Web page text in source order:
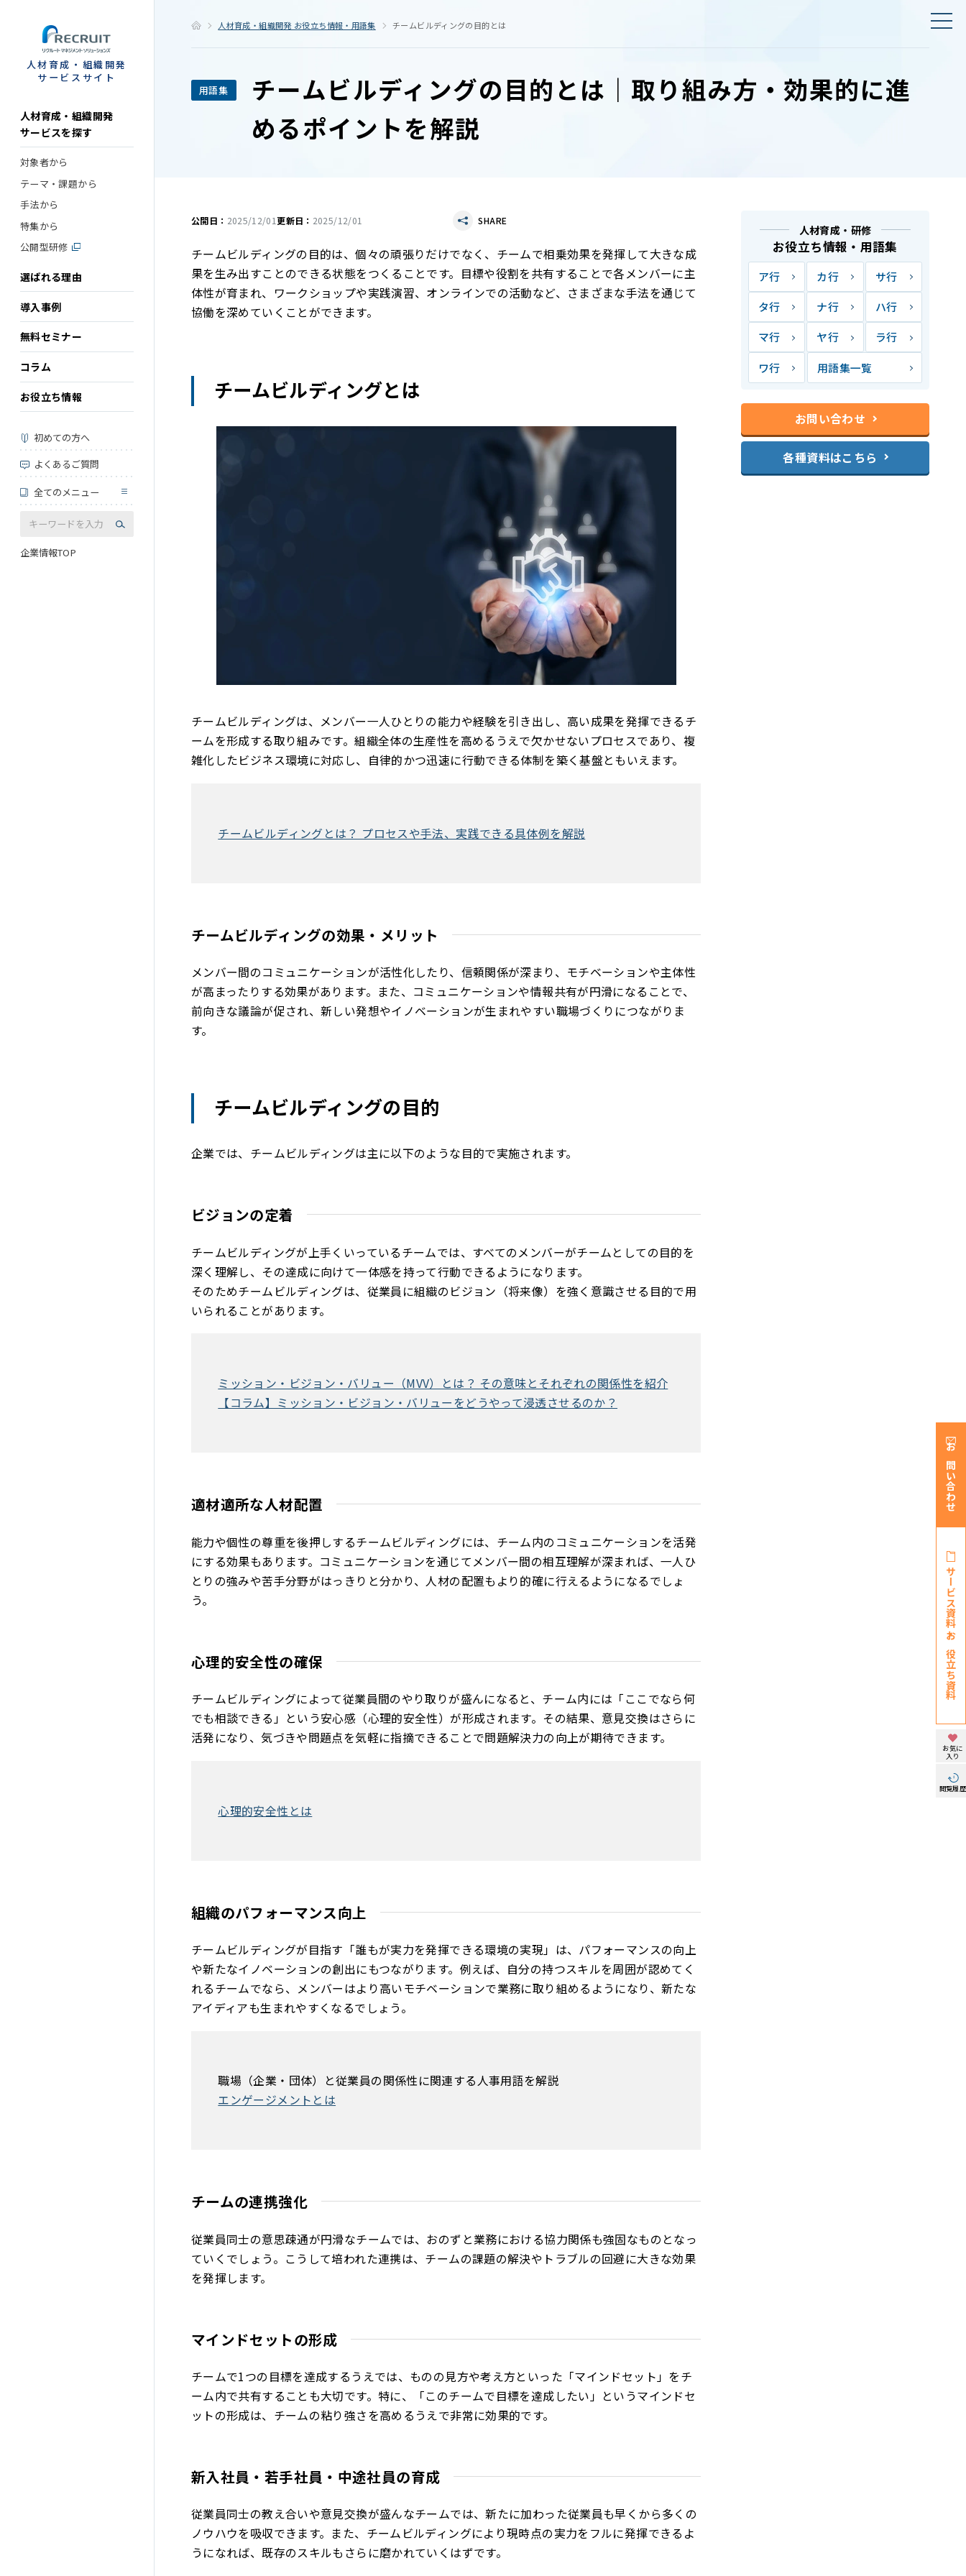
人材育成・組織開発
サービスサイト
人材育成・組織開発
サービスを探す
対象者から
テーマ・課題から
手法から
特集から
公開型研修
選ばれる理由
導入事例
無料セミナー
コラム
お役立ち情報
初めての方へ
よくあるご質問
全てのメニュー
企業情報TOP
人材育成・組織開発 お役立ち情報・用語集 チームビルディングの目的とは
用語集
チームビルディングの目的とは｜取り組み方・効果的に進
めるポイントを解説
公開日： 2025/12/01更新日： 2025/12/01 SHARE
チームビルディングの目的は、個々の頑張りだけでなく、チームで相乗効果を発揮して大きな成
果を生み出すことのできる状態をつくることです。目標や役割を共有することで各メンバーに主
体性が育まれ、ワークショップや実践演習、オンラインでの活動など、さまざまな手法を通じて
協働を深めていくことができます。
チームビルディングとは
チームビルディングは、メンバー一人ひとりの能力や経験を引き出し、高い成果を発揮できるチ
ームを形成する取り組みです。組織全体の生産性を高めるうえで欠かせないプロセスであり、複
雑化したビジネス環境に対応し、自律的かつ迅速に行動できる体制を築く基盤ともいえます。
チームビルディングとは？ プロセスや手法、実践できる具体例を解説
チームビルディングの効果・メリット
メンバー間のコミュニケーションが活性化したり、信頼関係が深まり、モチベーションや主体性
が高まったりする効果があります。また、コミュニケーションや情報共有が円滑になることで、
前向きな議論が促され、新しい発想やイノベーションが生まれやすい職場づくりにつながりま
す。
チームビルディングの目的
企業では、チームビルディングは主に以下のような目的で実施されます。
ビジョンの定着
チームビルディングが上手くいっているチームでは、すべてのメンバーがチームとしての目的を
深く理解し、その達成に向けて一体感を持って行動できるようになります。
そのためチームビルディングは、従業員に組織のビジョン（将来像）を強く意識させる目的で用
いられることがあります。
ミッション・ビジョン・バリュー（MVV）とは？ その意味とそれぞれの関係性を紹介
【コラム】ミッション・ビジョン・バリューをどうやって浸透させるのか？
適材適所な人材配置
能力や個性の尊重を後押しするチームビルディングには、チーム内のコミュニケーションを活発
にする効果もあります。コミュニケーションを通じてメンバー間の相互理解が深まれば、一人ひ
とりの強みや苦手分野がはっきりと分かり、人材の配置もより的確に行えるようになるでしょ
う。
心理的安全性の確保
チームビルディングによって従業員間のやり取りが盛んになると、チーム内には「ここでなら何
でも相談できる」という安心感（心理的安全性）が形成されます。その結果、意見交換はさらに
活発になり、気づきや問題点を気軽に指摘できることで問題解決力の向上が期待できます。
心理的安全性とは
組織のパフォーマンス向上
チームビルディングが目指す「誰もが実力を発揮できる環境の実現」は、パフォーマンスの向上
や新たなイノベーションの創出にもつながります。例えば、自分の持つスキルを周囲が認めてく
れるチームでなら、メンバーはより高いモチベーションで業務に取り組めるようになり、新たな
アイディアも生まれやすくなるでしょう。
職場（企業・団体）と従業員の関係性に関連する人事用語を解説
エンゲージメントとは
チームの連携強化
従業員同士の意思疎通が円滑なチームでは、おのずと業務における協力関係も強固なものとなっ
ていくでしょう。こうして培われた連携は、チームの課題の解決やトラブルの回避に大きな効果
を発揮します。
マインドセットの形成
チームで1つの目標を達成するうえでは、ものの見方や考え方といった「マインドセット」をチ
ーム内で共有することも大切です。特に、「このチームで目標を達成したい」というマインドセ
ットの形成は、チームの粘り強さを高めるうえで非常に効果的です。
新入社員・若手社員・中途社員の育成
従業員同士の教え合いや意見交換が盛んなチームでは、新たに加わった従業員も早くから多くの
ノウハウを吸収できます。また、チームビルディングにより現時点の実力をフルに発揮できるよ
うになれば、既存のスキルもさらに磨かれていくはずです。
人材育成・研修
お役立ち情報・用語集
ア行 カ行 サ行
タ行 ナ行 ハ行
マ行 ヤ行 ラ行
ワ行 用語集一覧
お問い合わせ
各種資料はこちら
お問い合わせ
サービス資料・
お役立ち資料
お気に
入り
閲覧履歴